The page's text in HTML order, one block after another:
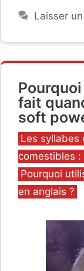
Laisser
fait
soft
Catégories
Les syllabes
comestibles
Pourquoi
en anglais ?